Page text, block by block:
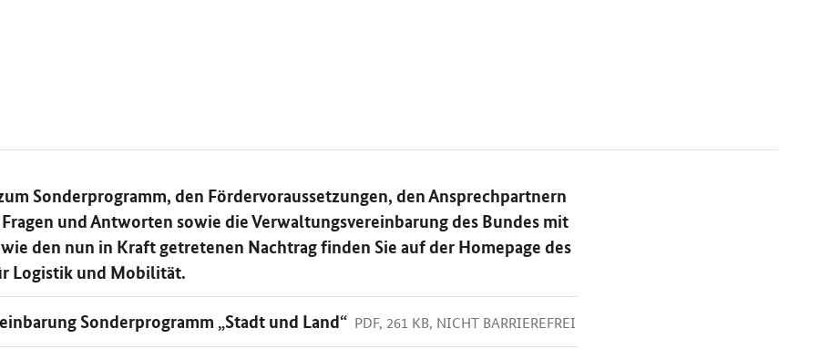
Sonderprogramm, den Fördervoraussetzungen, den Ansprechpartnern
und Antworten sowie die Verwaltungsvereinbarung des Bundes mit
den nun in Kraft getretenen Nachtrag finden Sie auf der Homepage des
Logistik und Mobilität.
Sonderprogramm „Stadt und Land“ PDF, 261 KB, NICHT BARRIEREFREI